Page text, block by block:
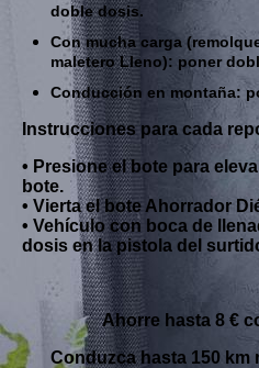
doble dosis.
Con mucha carga
maletero Lleno): poner
Conducción en montaña:
Instrucciones para cada
• Presione el bote para
bote.
• Vierta el bote Ahorrador
• Vehículo con boca de
dosis en la pistola del
Ahorre hasta 8 €
Conduzca hasta 150 km